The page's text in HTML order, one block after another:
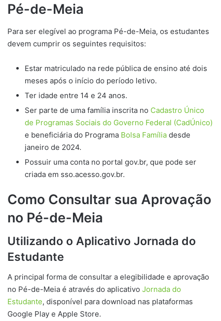
Pé-de-Meia
Para ser elegível ao programa Pé-de-Meia, os estudantes
devem cumprir os seguintes requisitos:
Estar matriculado na rede pública de ensino até dois
meses após o início do período letivo.
Ter idade entre 14 e 24 anos.
Ser parte de uma família inscrita no Cadastro Único
de Programas Sociais do Governo Federal (CadÚnico)
e beneficiária do Programa Bolsa Família desde
janeiro de 2024.
Possuir uma conta no portal gov.br, que pode ser
criada em sso.acesso.gov.br.
Como Consultar sua Aprovação
no Pé-de-Meia
Utilizando o Aplicativo Jornada do
Estudante
A principal forma de consultar a elegibilidade e aprovação
no Pé-de-Meia é através do aplicativo Jornada do
Estudante, disponível para download nas plataformas
Google Play e Apple Store.